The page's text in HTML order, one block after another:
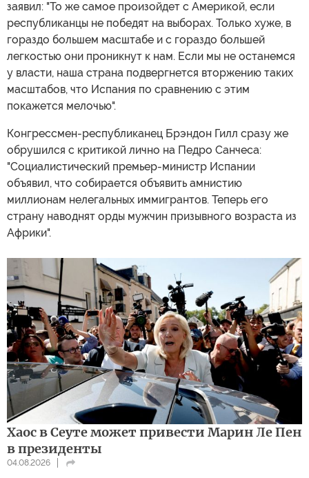
заявил: "То же самое произойдет с Америкой, если
республиканцы не победят на выборах. Только хуже, в
гораздо большем масштабе и с гораздо большей
легкостью они проникнут к нам. Если мы не останемся
у власти, наша страна подвергнется вторжению таких
масштабов, что Испания по сравнению с этим
покажется мелочью".
Конгрессмен-республиканец Брэндон Гилл сразу же
обрушился с критикой лично на Педро Санчеса:
"Социалистический премьер-министр Испании
объявил, что собирается объявить амнистию
миллионам нелегальных иммигрантов. Теперь его
страну наводнят орды мужчин призывного возраста из
Африки".
Хаос в Сеуте может привести Марин Ле Пен
в президенты
04.08.2026